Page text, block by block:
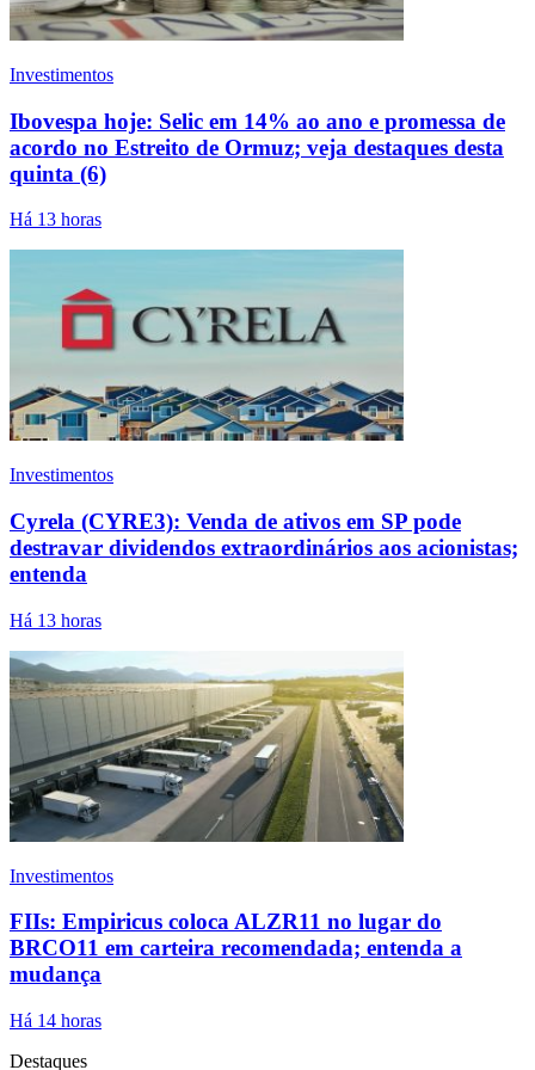
Investimentos
Ibovespa hoje: Selic em 14% ao ano e promessa de
acordo no Estreito de Ormuz; veja destaques desta
quinta (6)
Há 13 horas
Investimentos
Cyrela (CYRE3): Venda de ativos em SP pode
destravar dividendos extraordinários aos acionistas;
entenda
Há 13 horas
Investimentos
FIIs: Empiricus coloca ALZR11 no lugar do
BRCO11 em carteira recomendada; entenda a
mudança
Há 14 horas
Destaques